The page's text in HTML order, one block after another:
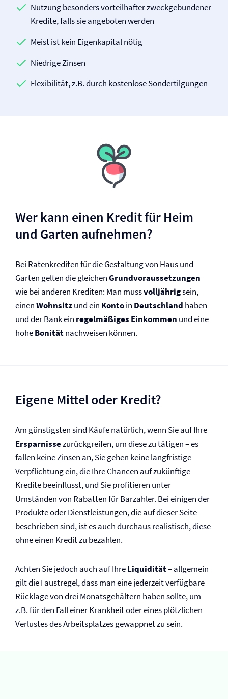
Nutzung besonders vorteilhafter zweckgebundener
Kredite, falls sie angeboten werden
Meist ist kein Eigenkapital nötig
Niedrige Zinsen
Flexibilität, z.B. durch kostenlose Sondertilgungen
Wer kann einen Kredit für Heim
und Garten aufnehmen?
Bei Ratenkrediten für die Gestaltung von Haus und
Garten gelten die gleichenGrundvoraussetzungen
wie bei anderen Krediten: Man mussvolljährigsein,
einenWohnsitzund ein Kontoin Deutschland haben
und der Bank ein regelmäßiges Einkommen und eine
hoheBonitätnachweisen können.
Eigene Mittel oder Kredit?
Am günstigsten sind Käufe natürlich, wenn Sie auf Ihre
Ersparnissezurückgreifen, um diese zu tätigen – es
fallen keine Zinsen an, Sie gehen keine langfristige
Verpflichtung ein, die Ihre Chancen auf zukünftige
Kredite beeinflusst, und Sie profitieren unter
Umständen von Rabatten für Barzahler. Bei einigen der
Produkte oder Dienstleistungen, die auf dieser Seite
beschrieben sind, ist es auch durchaus realistisch, diese
ohne einen Kredit zu bezahlen.
Achten Sie jedoch auch auf IhreLiquidität– allgemein
gilt die Faustregel, dass man eine jederzeit verfügbare
Rücklage von drei Monatsgehältern haben sollte, um
z.B. für den Fall einer Krankheit oder eines plötzlichen
Verlustes des Arbeitsplatzes gewappnet zu sein.